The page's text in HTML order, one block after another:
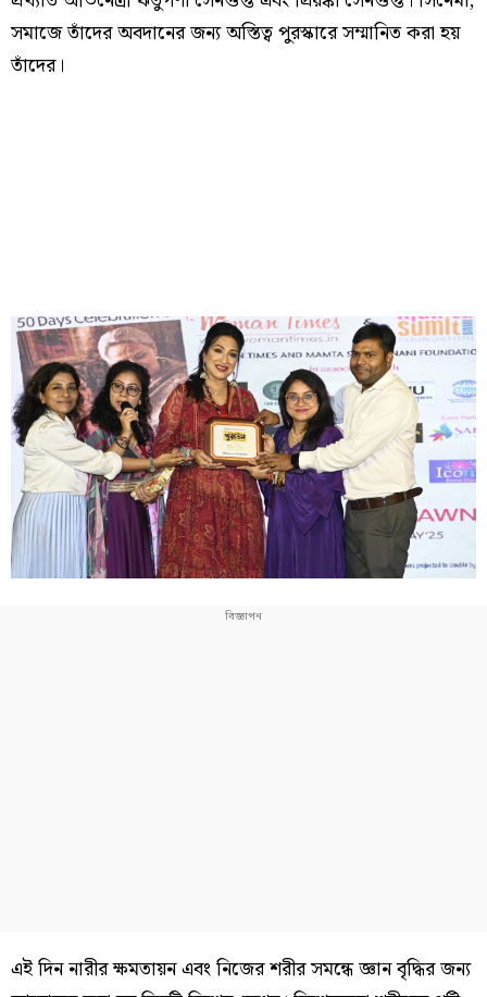
সমাজে তাঁদের অবদানের জন্য অস্তিত্ব পুরস্কারে সম্মানিত করা হয়
তাঁদের।
এই দিন নারীর ক্ষমতায়ন এবং নিজের শরীর সমন্ধে জ্ঞান বৃদ্ধির জন্য